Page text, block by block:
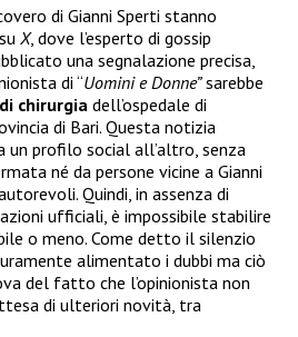
di Gianni Sperti stanno
X, dove l’esperto di gossip
una segnalazione precisa,
di “Uomini e Donne”sarebbe
chirurgia dell’ospedale di
di Bari. Questa notizia
un profilo social all’altro, senza
né da persone vicine a Gianni
Quindi, in assenza di
ufficiali, è impossibile stabilire
o meno. Come detto il silenzio
alimentato i dubbi ma ciò
del fatto che l’opinionista non
di ulteriori novità, tra